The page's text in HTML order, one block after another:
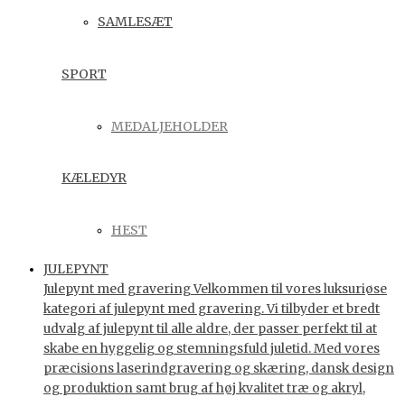
SAMLESÆT
SPORT
MEDALJEHOLDER
KÆLEDYR
HEST
JULEPYNT
Julepynt med gravering Velkommen til vores luksuriøse
kategori af julepynt med gravering. Vi tilbyder et bredt
udvalg af julepynt til alle aldre, der passer perfekt til at
skabe en hyggelig og stemningsfuld juletid. Med vores
præcisions laserindgravering og skæring, dansk design
og produktion samt brug af høj kvalitet træ og akryl,